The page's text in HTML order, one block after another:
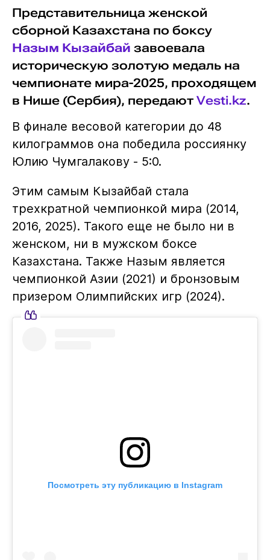
Представительница женской
сборной Казахстана по боксу
Назым Кызайбай завоевала
историческую золотую медаль на
чемпионате мира-2025, проходящем
в Нише (Сербия), передают Vesti.kz.
В финале весовой категории до 48
килограммов она победила россиянку
Юлию Чумгалакову - 5:0.
Этим самым Кызайбай стала
трехкратной чемпионкой мира (2014,
2016, 2025). Такого еще не было ни в
женском, ни в мужском боксе
Казахстана. Также Назым является
чемпионкой Азии (2021) и бронзовым
призером Олимпийских игр (2024).
Посмотреть эту публикацию в Instagram